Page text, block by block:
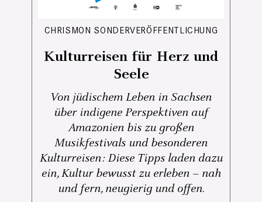
CHRISMON SONDERVERÖFFENTLICHUNG
Kulturreisen für Herz und
Seele
Von jüdischem Leben in Sachsen
über indigene Perspektiven auf
Amazonien bis zu großen
Musikfestivals und besonderen
Kulturreisen: Diese Tipps laden dazu
ein, Kultur bewusst zu erleben – nah
und fern, neugierig und offen.